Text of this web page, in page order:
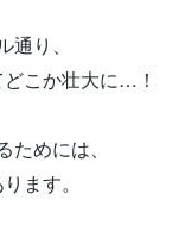
り、
こか壮大に…！
めには、
ます。